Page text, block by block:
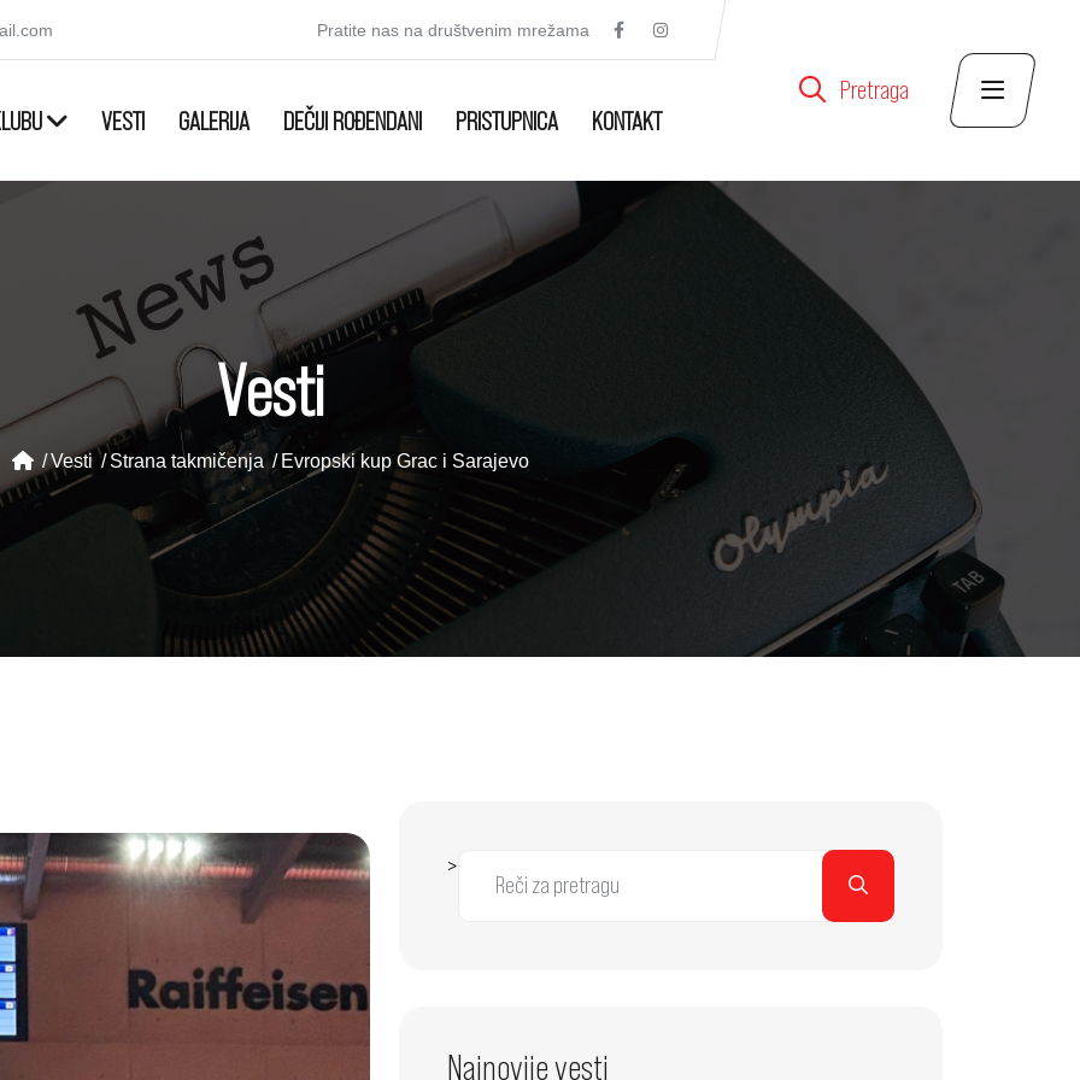
Pratite nas na društvenim mrežama
VESTI GALERIJA DEČIJI ROĐENDANI PRISTUPNICA KONTAKT
Pretraga
Vesti
Vesti Strana takmičenja Evropski kup Grac i Sarajevo
>
Najnovije vesti